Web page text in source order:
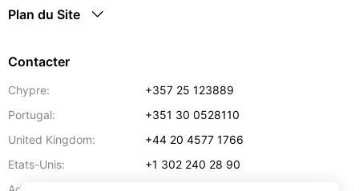
Plan du Site
Contacter
Chypre:
+357 25 123889
Portugal:
+351 30 0528110
United Kingdom:
+44 20 4577 1766
Etats-Unis:
+1 302 240 28 90